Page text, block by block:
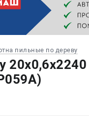
пильные по дереву
20х0,6x2240